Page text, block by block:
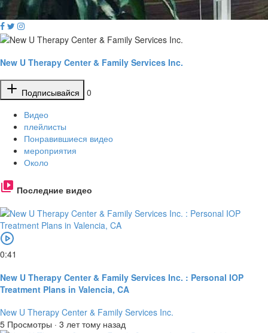
New U Therapy Center & Family Services Inc.
Подписывайся
0
Видео
плейлисты
Понравившиеся видео
мероприятия
Около
Последние видео
0:41
New U Therapy Center & Family Services Inc. : Personal IOP
Treatment Plans in Valencia, CA
New U Therapy Center & Family Services Inc.
5 Просмотры · 3 лет тому назад